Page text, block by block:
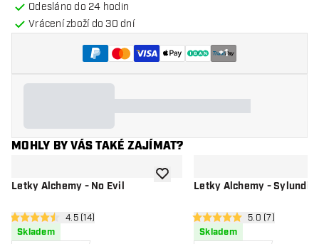
Odesláno do 24 hodin
Vrácení zboží do 30 dní
+1
MOHLY BY VÁS TAKÉ ZAJÍMAT?
Letky Alchemy - No Evil
otevřít panel recenzí
4.5 hodnoticí hvězdičky
4.5 (14)
Skladem
Přidat do seznamu přání
Letky Alchemy -
otevřít panel
5 hodnoticí hvězdičky
5.0 (7)
Skladem